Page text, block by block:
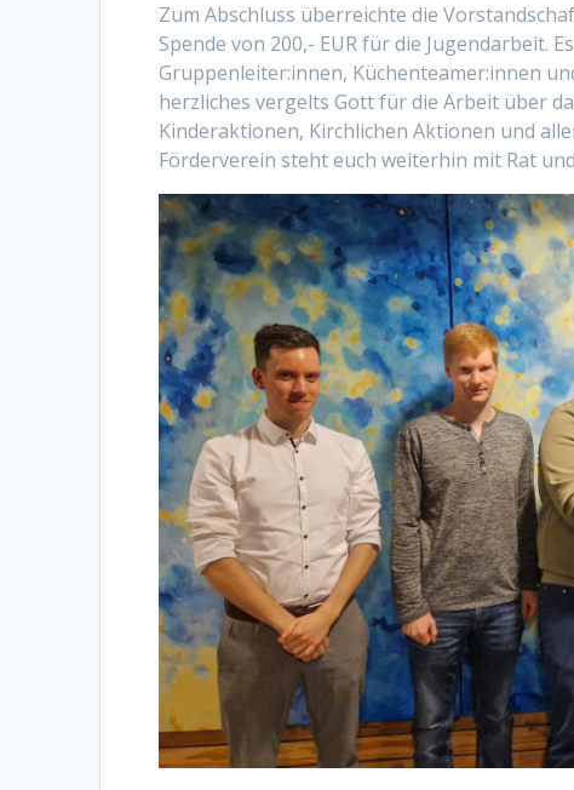
Zum Abschluss überreichte die
Spende von 200,- EUR für die Jugendarbeit.
Gruppenleiter:innen, Küchenteamer:innen
herzliches vergelts Gott für die Arbeit über
Kinderaktionen, Kirchlichen Aktionen und
Förderverein steht euch weiterhin mit Rat